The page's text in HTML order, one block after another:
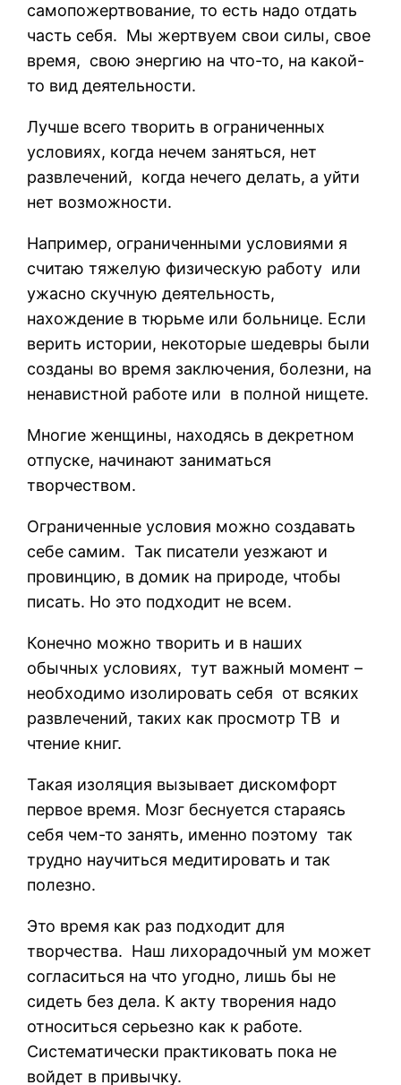
самопожертвование, то есть надо отдать
часть себя. Мы жертвуем свои силы, свое
время, свою энергию на что-то, на какой-
то вид деятельности.
Лучше всего творить в ограниченных
условиях, когда нечем заняться, нет
развлечений, когда нечего делать, а уйти
нет возможности.
Например, ограниченными условиями я
считаю тяжелую физическую работу или
ужасно скучную деятельность,
нахождение в тюрьме или больнице. Если
верить истории, некоторые шедевры были
созданы во время заключения, болезни, на
ненавистной работе или в полной нищете.
Многие женщины, находясь в декретном
отпуске, начинают заниматься
творчеством.
Ограниченные условия можно создавать
себе самим. Так писатели уезжают и
провинцию, в домик на природе, чтобы
писать. Но это подходит не всем.
Конечно можно творить и в наших
обычных условиях, тут важный момент –
необходимо изолировать себя от всяких
развлечений, таких как просмотр ТВ и
чтение книг.
Такая изоляция вызывает дискомфорт
первое время. Мозг беснуется стараясь
себя чем-то занять, именно поэтому так
трудно научиться медитировать и так
полезно.
Это время как раз подходит для
творчества. Наш лихорадочный ум может
согласиться на что угодно, лишь бы не
сидеть без дела. К акту творения надо
относиться серьезно как к работе.
Систематически практиковать пока не
войдет в привычку.